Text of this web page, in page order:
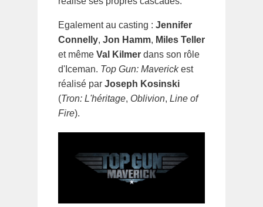
Egalement au casting : Jennifer
Connelly, Jon Hamm, Miles Teller
et même Val Kilmer dans son rôle
d'Iceman. Top Gun: Maverickest
réalisé par Joseph Kosinski
(Tron: L'héritage, Oblivion, Line of
Fire).